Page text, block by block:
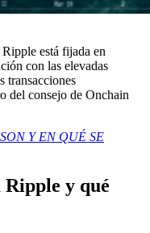
está fijada en
con las elevadas
transacciones
del consejo de Onchain
Y EN QUÉ SE
Ripple y qué